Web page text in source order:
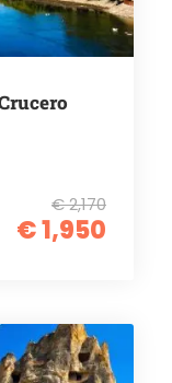
€ 2,170
€ 1,950